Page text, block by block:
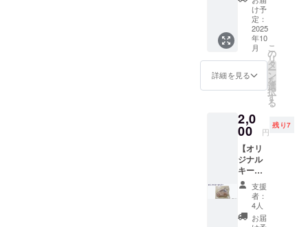
も設け
ます。
このイ
ベント
を通じ
て、さ
らに多
ぜむら
の活動
を知っ
ていた
だきた
いと
思って
いま
す！ ■
まぜこ
まぜこ
ぜに集
い、安
心でき
る場所
を表現
してい
て、応
援の気
持ちを
表現し
てくだ
さい。
■キーホ
ルダー
につい
て 素
ぜむら
ロゴ
マーク
のオリ
ジナル
キーホ
ル
ダー。
まぜこ
す「お
にぎ
り」と
「すり
鉢」に
「すり
こぎ」
で、み
んなが
まぜこ
け予
定：
2025
年10
月
詳細を見る
こ
の
リ
タ
ー
ン
を
選
択
す
る
2,0
00 円
残り7
【オリ
ジナル
キーホ
ル
ダー】
まぜこ
ぜむら
支援
者：
4人
お届